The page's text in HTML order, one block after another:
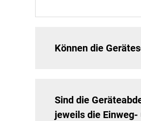
Können die
Sind die
jeweils die